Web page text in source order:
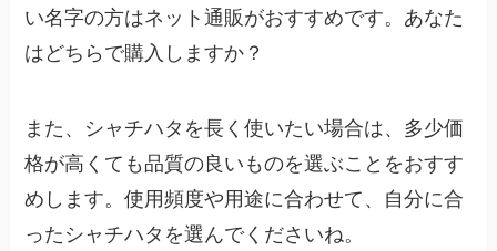
い名字の方はネット通販がおすすめです。あなた
はどちらで購入しますか？
また、シャチハタを長く使いたい場合は、多少価
格が高くても品質の良いものを選ぶことをおすす
めします。使用頻度や用途に合わせて、自分に合
ったシャチハタを選んでくださいね。